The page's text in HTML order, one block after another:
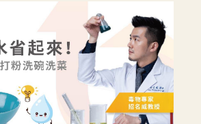
來治療；假如單純的眼睛乾澀，結膜沒有紅，
情況是屬於「陰虛」，就可以使用枸杞、蓮
滋潤的藥材，效果就更顯著。